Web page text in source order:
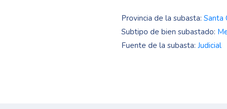
Provincia de la subasta: Santa
Subtipo de bien subastado:
Fuente de la subasta: Judicial